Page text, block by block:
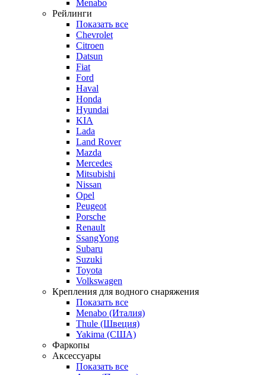
Menabo
Рейлинги
Показать все
Chevrolet
Citroen
Datsun
Fiat
Ford
Haval
Honda
Hyundai
KIA
Lada
Land Rover
Mazda
Mercedes
Mitsubishi
Nissan
Opel
Peugeot
Porsche
Renault
SsangYong
Subaru
Suzuki
Toyota
Volkswagen
Крепления для водного снаряжения
Показать все
Menabo (Италия)
Thule (Швеция)
Yakima (США)
Фаркопы
Аксессуары
Показать все